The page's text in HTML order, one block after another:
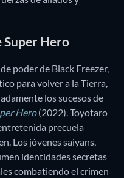
Super Hero
poder de Black Freezer,
para volver a la Tierra,
los sucesos de
Hero(2022). Toyotaro
precuela
Los jóvenes saiyans,
identidades secretas
combatiendo el crimen